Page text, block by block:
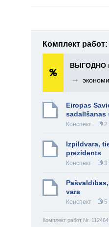
Комплект работ:
ВЫГОДНО
➞
Eiropas
sadalīšanas
Конспект 2
Izpildvara,
prezidents
Конспект 3
vara
Конспект 5
Комплект работ Nr.